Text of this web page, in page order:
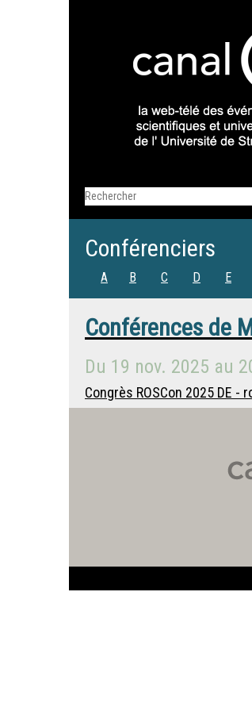
Conférenciers
A B C D E
Conférences de
Du 19 nov. 2025 au
Congrès ROSCon 2025 DE